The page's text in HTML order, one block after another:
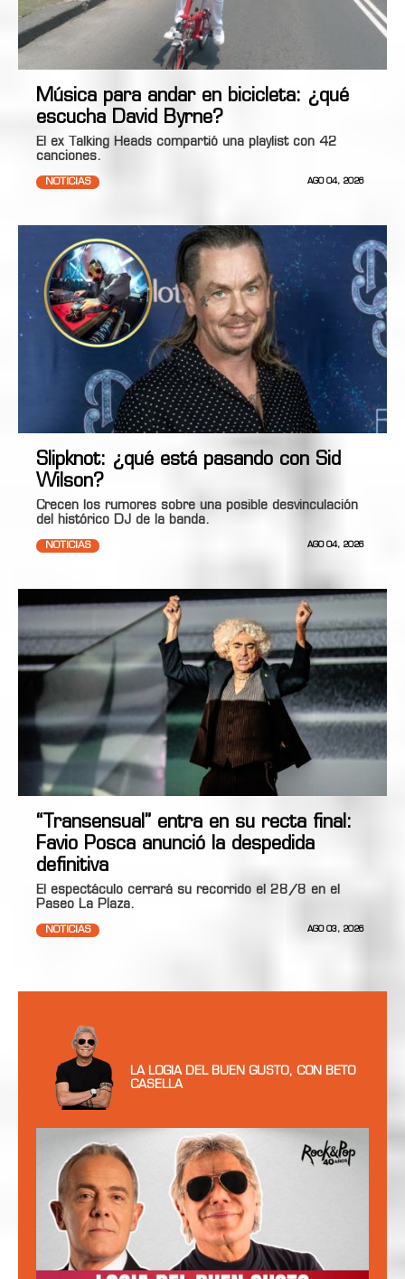
Música para andar en bicicleta: ¿qué
escucha David Byrne?
El ex Talking Heads compartió una playlist con 42
canciones.
NOTICIAS AGO 04, 2026
Slipknot: ¿qué está pasando con Sid
Wilson?
Crecen los rumores sobre una posible desvinculación
del histórico DJ de la banda.
NOTICIAS AGO 04, 2026
“Transensual” entra en su recta final:
Favio Posca anunció la despedida
definitiva
El espectáculo cerrará su recorrido el 28/8 en el
Paseo La Plaza.
NOTICIAS AGO 03, 2026
LA LOGIA DEL BUEN GUSTO, CON BETO
CASELLA